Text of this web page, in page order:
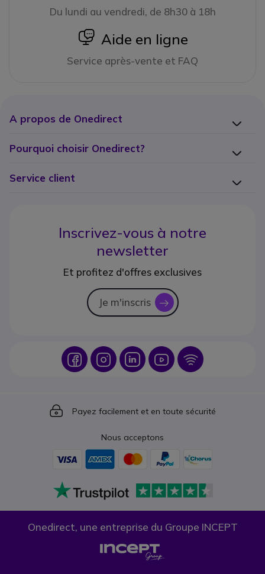
Du lundi au vendredi, de 8h30 à 18h
icon
Aide en ligne
Service après-vente et FAQ
A propos de Onedirect
Pourquoi choisir Onedirect?
Service client
Inscrivez-vous à notre
newsletter
Et profitez d'offres exclusives
Je m'inscris icon
Icon IconIcon Icon Icon
Icon
Payez facilement et en toute sécurité
Nous acceptons
Onedirect, une entreprise du Groupe INCEPT